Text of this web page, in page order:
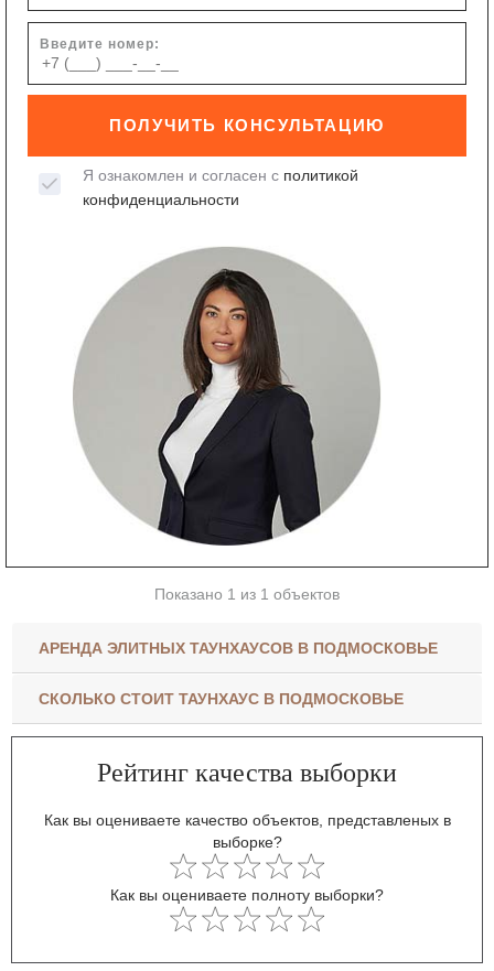
Введите номер:
ПОЛУЧИТЬ КОНСУЛЬТАЦИЮ
Я ознакомлен и согласен с политикой
конфиденциальности
Показано 1 из 1 объектов
АРЕНДА ЭЛИТНЫХ ТАУНХАУСОВ В ПОДМОСКОВЬЕ
СКОЛЬКО СТОИТ ТАУНХАУС В ПОДМОСКОВЬЕ
Рейтинг качества выборки
Как вы оцениваете качество объектов, представленых в
выборке?
Как вы оцениваете полноту выборки?